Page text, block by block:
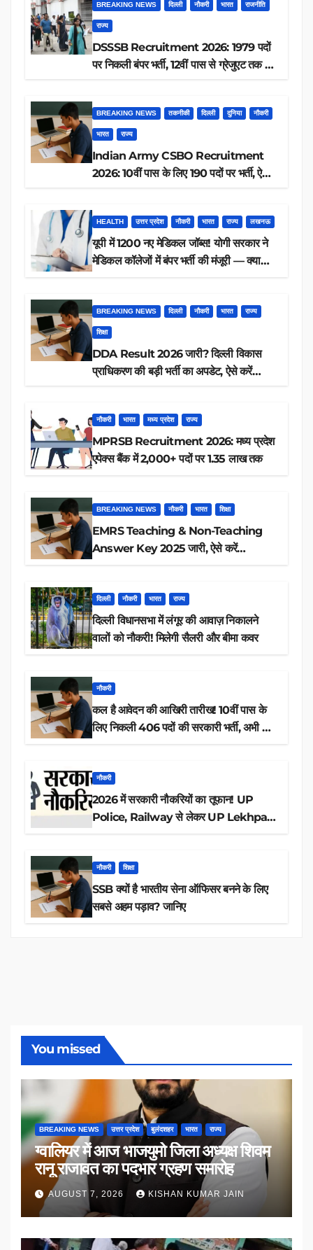
BREAKING NEWS दिल्ली नौकरी भारत राजनीति
राज्य
DSSSB Recruitment 2026: 1979 पदों
पर निकली बंपर भर्ती, 12वीं पास से ग्रेजुएट तक करें
BREAKING NEWS तकनीकी दिल्ली दुनिया नौकरी
भारत राज्य
Indian Army CSBO Recruitment
2026: 10वीं पास के लिए 190 पदों पर भर्ती, ऐसे
HEALTH उत्तर प्रदेश नौकरी भारत राज्य लखनऊ
यूपी में 1200 नए मेडिकल जॉब्स! योगी सरकार ने
मेडिकल कॉलेजों में बंपर भर्ती की मंजूरी — क्या
BREAKING NEWS दिल्ली नौकरी भारत राज्य
शिक्षा
DDA Result 2026 जारी? दिल्ली विकास
प्राधिकरण की बड़ी भर्ती का अपडेट, ऐसे करें
नौकरी भारत मध्य प्रदेश राज्य
MPRSB Recruitment 2026: मध्य प्रदेश
एपेक्स बैंक में 2,000+ पदों पर 1.35 लाख तक
BREAKING NEWS नौकरी भारत शिक्षा
EMRS Teaching & Non-Teaching
Answer Key 2025 जारी, ऐसे करें
दिल्ली नौकरी भारत राज्य
दिल्ली विधानसभा में लंगूर की आवाज़ निकालने
वालों को नौकरी! मिलेगी सैलरी और बीमा कवर
नौकरी
कल है आवेदन की आखिरी तारीख! 10वीं पास के
लिए निकली 406 पदों की सरकारी भर्ती, अभी करें
नौकरी
2026 में सरकारी नौकरियों का तूफान! UP
Police, Railway से लेकर UP Lekhpal
नौकरी शिक्षा
SSB क्यों है भारतीय सेना ऑफिसर बनने के लिए
सबसे अहम पड़ाव? जानिए
You missed
BREAKING NEWS उत्तर प्रदेश बुलंदशहर भारत राज्य
ग्वालियर में आज भाजयुमो जिला अध्यक्ष शिवम
रानू राजावत का पदभार ग्रहण समारोह
AUGUST 7, 2026 KISHAN KUMAR JAIN